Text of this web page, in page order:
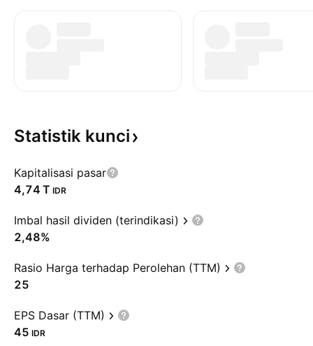
Statistik kunci
Kapitalisasi pasar
‪4,74 T‬ IDR
Imbal hasil dividen (terindikasi)
2,48%
Rasio Harga terhadap Perolehan (TTM)
25
EPS Dasar (TTM)
45 IDR